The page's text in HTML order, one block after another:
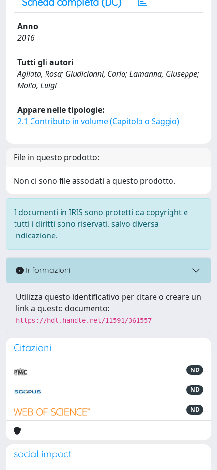
Anno
2016
Tutti gli autori
Agliata, Rosa; Giudicianni, Carlo; Lamanna, Giuseppe;
Mollo, Luigi
Appare nelle tipologie:
2.1 Contributo in volume (Capitolo o Saggio)
File in questo prodotto:
Non ci sono file associati a questo prodotto.
I documenti in IRIS sono protetti da copyright e
tutti i diritti sono riservati, salvo diversa
indicazione.
Informazioni
Utilizza questo identificativo per citare o creare un
link a questo documento:
https://hdl.handle.net/11591/361557
Citazioni
ND
ND
ND
social impact